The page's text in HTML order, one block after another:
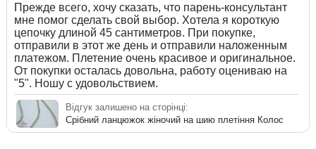
Прежде всего, хочу сказать, что парень-консультант
мне помог сделать свой выбор. Хотела я короткую
цепочку длиной 45 сантиметров. При покупке,
отправили в этот же день и отправили наложенным
платежом. Плетение очень красивое и оригинальное.
От покупки осталась довольна, работу оцениваю на
"5". Ношу с удовольствием.
Відгук залишено на сторінці:
Срібний ланцюжок жіночий на шию плетіння Колос